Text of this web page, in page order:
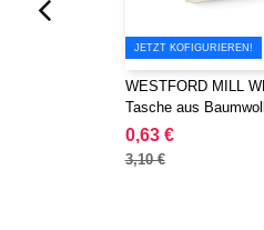
JETZT KOFIGURIEREN!
WESTFORD MILL
Tasche aus
0,63 €
3,10 €